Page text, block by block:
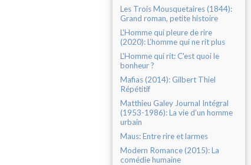
Les Trois Mousquetaires (1844):
Grand roman, petite histoire
L'Homme qui pleure de rire
(2020): L’homme qui ne rit plus
L'Homme qui rit: C'est quoi le
bonheur ?
Mafias (2014): Gilbert Thiel
Répétitif
Matthieu Galey Journal Intégral
(1953-1986): La vie d’un homme
urbain
Maus: Entre rire et larmes
Modern Romance (2015): La
comédie humaine